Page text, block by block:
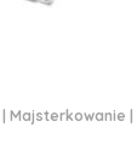
Majsterkowanie